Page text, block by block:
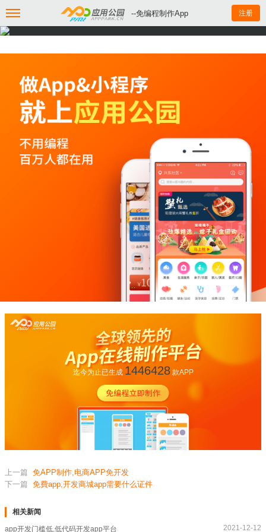
--免编程制作App 注册
迄今为止已生成 1446428款APP
上一篇 免APP制作,电商APP免开发
下一篇 免費app,开发商城app需要什么证件
相关新闻
app开发门槛低,低代码开发app平台 2021-12-12